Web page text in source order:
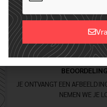
JE ONTVANGT EEN
NEMEN WE JE
Alternative: